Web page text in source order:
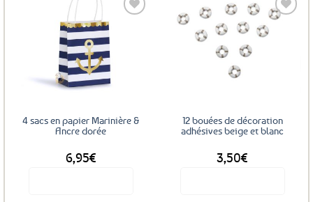
4 sacs en papier Marinière &
Ancre dorée
6,95€
12 bouées de décoration
adhésives beige et blanc
3,50€